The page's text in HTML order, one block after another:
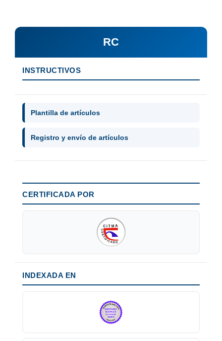
RC
INSTRUCTIVOS
Plantilla de artículos
Registro y envío de artículos
CERTIFICADA POR
INDEXADA EN